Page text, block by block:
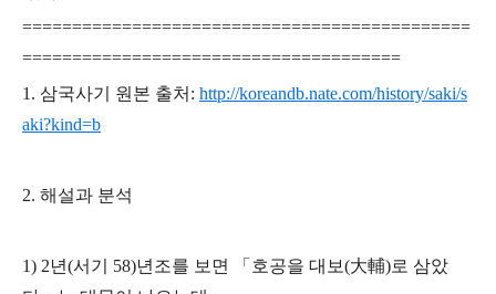
=============================================
======================================
1. 삼국사기 원본 출처: http://koreandb.nate.com/history/saki/s
aki?kind=b
2. 해설과 분석
1) 2년(서기 58)년조를 보면 「호공을 대보(大輔)로 삼았